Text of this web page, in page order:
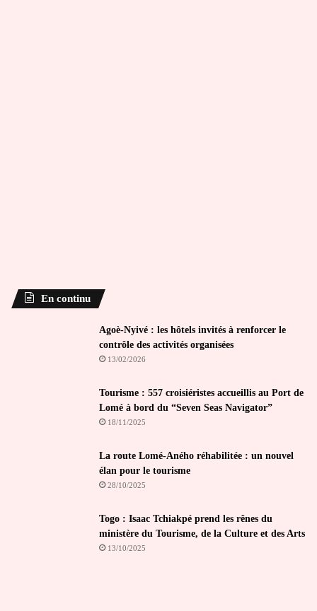
En continu
Agoè-Nyivé : les hôtels invités à renforcer le
contrôle des activités organisées
13/02/2026
Tourisme : 557 croisiéristes accueillis au Port de
Lomé à bord du “Seven Seas Navigator”
18/11/2025
La route Lomé-Aného réhabilitée : un nouvel
élan pour le tourisme
28/10/2025
Togo : Isaac Tchiakpé prend les rênes du
ministère du Tourisme, de la Culture et des Arts
13/10/2025